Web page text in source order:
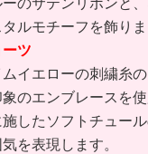
のサテンリボンと
ルモチーフを飾りま
ツ
イエローの刺繍糸
のエンブレースを使
したソフトチュー
を表現します。